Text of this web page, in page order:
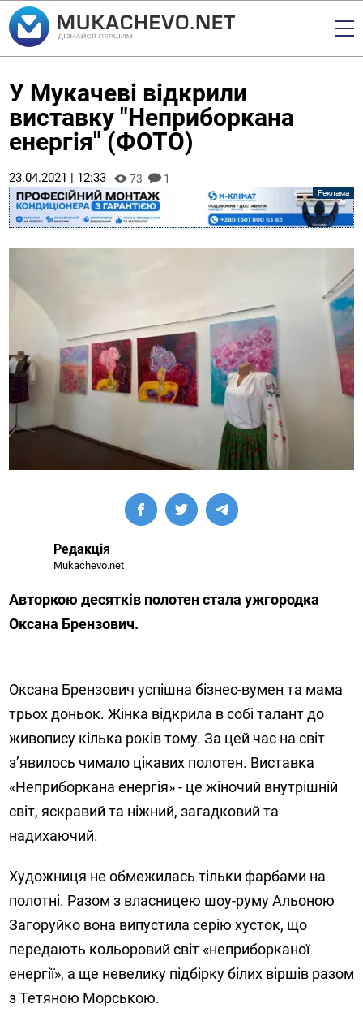
У Мукачеві відкрили
виставку "Неприборкана
енергія" (ФОТО)
23.04.2021 | 12:33 73 1
Редакція
Mukachevo.net
Авторкою десятків полотен стала ужгородка
Оксана Брензович.
Оксана Брензович успішна бізнес-вумен та мама
трьох доньок. Жінка відкрила в собі талант до
живопису кілька років тому. За цей час на світ
з’явилось чимало цікавих полотен. Виставка
«Неприборкана енергія» - це жіночий внутрішній
світ, яскравий та ніжний, загадковий та
надихаючий.
Художниця не обмежилась тільки фарбами на
полотні. Разом з власницею шоу-руму Альоною
Загоруйко вона випустила серію хусток, що
передають кольоровий світ «неприборканої
енергії», а ще невелику підбірку білих віршів разом
з Тетяною Морською.